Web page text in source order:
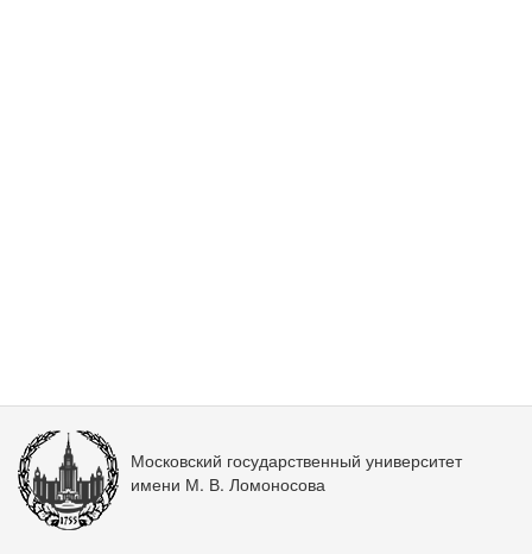
Московский государственный университет
имени М. В. Ломоносова